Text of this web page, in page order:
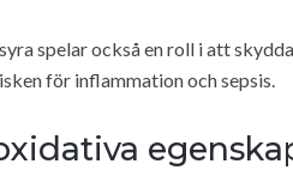
spelar också en roll i att
för inflammation och sepsis.